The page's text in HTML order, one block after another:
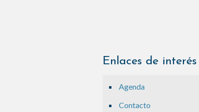
Enlaces de interés
Agenda
Contacto